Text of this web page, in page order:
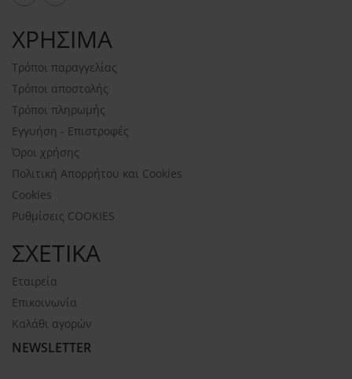
ΧΡΗΣΙΜΑ
Τρόποι παραγγελίας
Τρόποι αποστολής
Τρόποι πληρωμής
Εγγυήση - Επιστροφές
Όροι χρήσης
Πολιτική Απορρήτου και Cookies
Cookies
Ρυθμίσεις COOKIES
ΣΧΕΤΙΚΑ
Εταιρεία
Επικοινωνία
Καλάθι αγορών
NEWSLETTER